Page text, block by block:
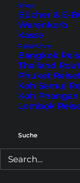
Shop
Bücher & E-
Warenkorb
Kasse
Reiseführer
Bangkok
Thailand
Phuket
Koh Samui
Koh
Lombok
Suche
Bin dabei!
Wir hüten deine
verwenden deine
rund um Home is
Natürlich
austragen.
Das könnte